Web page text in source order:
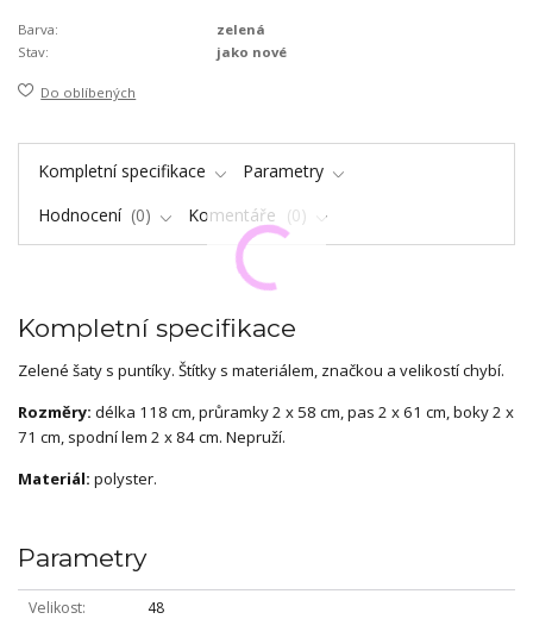
Barva:
zelená
Stav:
jako nové
Do oblíbených
Kompletní specifikace
Parametry
Hodnocení
0 Komentáře 0
Kompletní specifikace
Zelené šaty s puntíky. Štítky s materiálem, značkou a velikostí chybí.
Rozměry: délka 118 cm, průramky 2 x 58 cm, pas 2 x 61 cm, boky 2 x
71 cm, spodní lem 2 x 84 cm. Nepruží.
Materiál: polyster.
Parametry
Velikost 48